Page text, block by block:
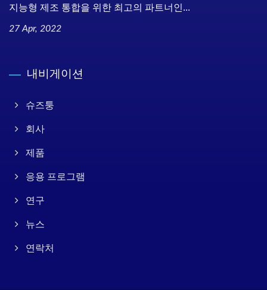
지능형 제조 통합을 위한 최고의 파트너인...
27 Apr, 2022
내비게이션
슈즈퉁
회사
제품
응용 프로그램
연구
뉴스
연락처